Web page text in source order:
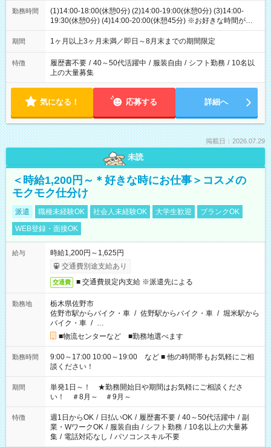
勤務時間
(1)14:00-18:00(休憩0分) (2)14:00-19:00(休憩0分) (3)14:00-
19:30(休憩0分) (4)14:00-20:00(休憩45分) ※お好きな時間が選べ
ます
期間 1ヶ月以上3ヶ月未満／即日～8月末までの期間限定
特徴 履歴書不要 / 40～50代活躍中 / 服装自由 / シフト勤務 / 10名以
上の大量募集
気になる！ 応募する 詳細へ
掲載日：2026.07.29
未読
＜時給1,200円～＊好きな時にお仕事＞コスメの
モクモク仕分け
派遣 職種未経験OK 社会人未経験OK 大学生歓迎
ブランクOK
WEB登録・面接OK
給与
時給1,200円～1,625円
交通費別途支給あり
交通費 ■ 交通費規定内支給 ※派遣先による
勤務地
栃木県佐野市
佐野市駅からバイク・車 / 佐野駅からバイク・車 / 堀米駅から
バイク・車 / …
■物流センターなど ■勤務地選べます
勤務時間
9:00～17:00 10:00～19:00 など ■ 他の時間帯もお気軽にご相
談ください！
期間
単発1日～！ ★勤務開始日や期間はお気軽にご相談くださ
い！ ＃8月～ ＃9月～
特徴 週1日からOK / 日払いOK / 履歴書不要 / 40～50代活躍中 / 副
業・WワークOK / 服装自由 / シフト勤務 / 10名以上の大量募
集 / 電話対応なし / パソコンスキル不要